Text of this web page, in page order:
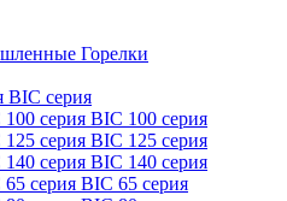
Горелки
BIC серия
BIC 100 серия
BIC 125 серия
BIC 140 серия
BIC 65 серия